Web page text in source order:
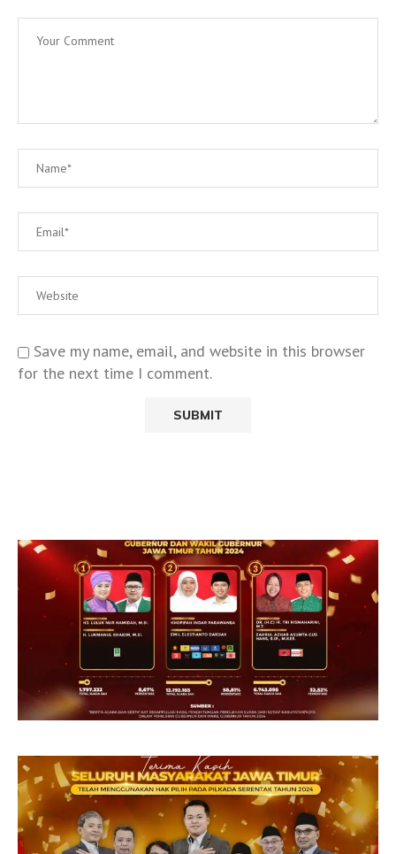
Save my name, email, and website in this browser
for the next time I comment.